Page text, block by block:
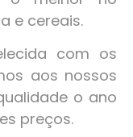
e cereais.
com os
aos nossos
o ano
preços.